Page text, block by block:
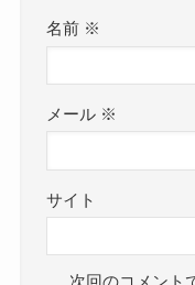
名前 ※
メール ※
サイト